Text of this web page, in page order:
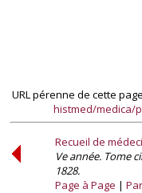
URL pérenne de cette
histmed/medica/
Recueil de
Ve année. Tome
1828.
Page à Page